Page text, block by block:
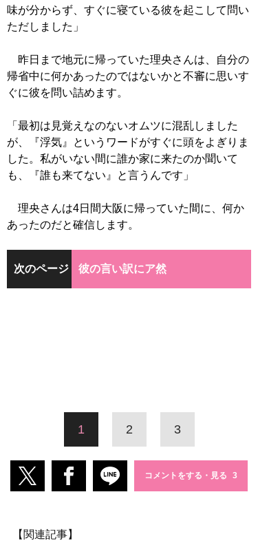
味が分からず、すぐに寝ている彼を起こして問い
ただしました」
昨日まで地元に帰っていた理央さんは、自分の
帰省中に何かあったのではないかと不審に思いす
ぐに彼を問い詰めます。
「最初は見覚えなのないオムツに混乱しました
が、『浮気』というワードがすぐに頭をよぎりま
した。私がいない間に誰か家に来たのか聞いて
も、『誰も来てない』と言うんです」
理央さんは4日間大阪に帰っていた間に、何か
あったのだと確信します。
次のページ 彼の言い訳にア然
1 2 3
コメントをする・見る
【関連記事】